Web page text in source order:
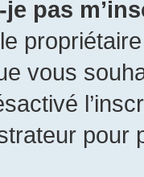
pas
vous